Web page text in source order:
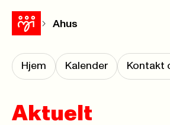
Ahus
Hjem Kalender Kontakt
Aktuelt